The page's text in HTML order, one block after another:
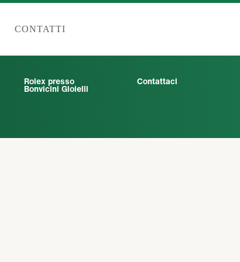
CONTATTI
Rolex presso
Bonvicini Gioielli
Contattaci